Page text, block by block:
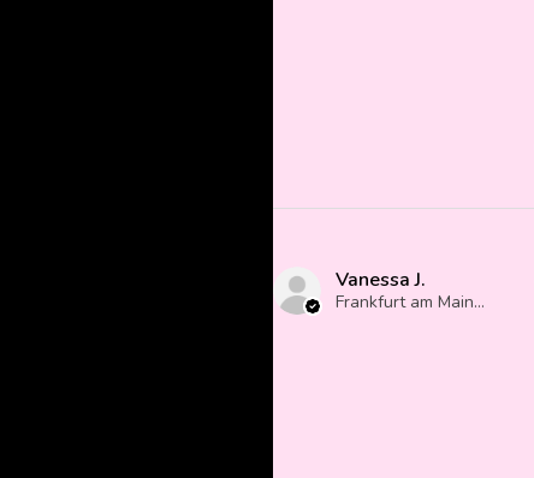
Vanessa J.
Frankfurt am Main, Germany